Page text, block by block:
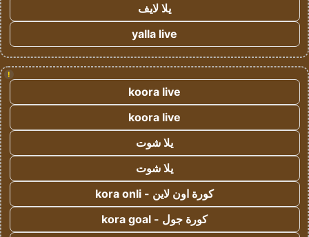
يلا لايف
yalla live
!
koora live
koora live
يلا شوت
يلا شوت
كورة اون لاين - kora onli
كورة جول - kora goal